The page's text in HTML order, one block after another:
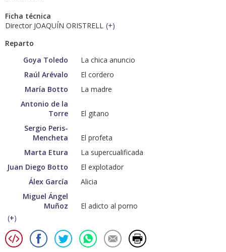
Ficha técnica
Director JOAQUÍN ORISTRELL (+)
Reparto
Goya Toledo
La chica anuncio
Raúl Arévalo
El cordero
María Botto
La madre
Antonio de la
Torre
El gitano
Sergio Peris-
Mencheta
El profeta
Marta Etura
La supercualificada
Juan Diego Botto
El explotador
Álex García
Alicia
Miguel Ángel
Muñoz
El adicto al porno
(+)